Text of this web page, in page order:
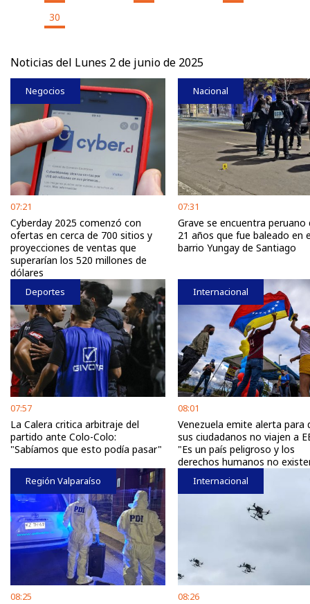
30
Noticias del Lunes 2 de junio de 2025
Negocios
07:21
Cyberday 2025 comenzó con
ofertas en cerca de 700 sitios y
proyecciones de ventas que
superarían los 520 millones de
dólares
Nacional
07:31
Grave se encuentra peruano
21 años que fue baleado en
barrio Yungay de Santiago
Deportes
07:57
La Calera critica arbitraje del
partido ante Colo-Colo:
"Sabíamos que esto podía pasar"
Internacional
08:01
Venezuela emite alerta para
sus ciudadanos no viajen a
"Es un país peligroso y los
derechos humanos no
Región Valparaíso
08:25
Internacional
08:26